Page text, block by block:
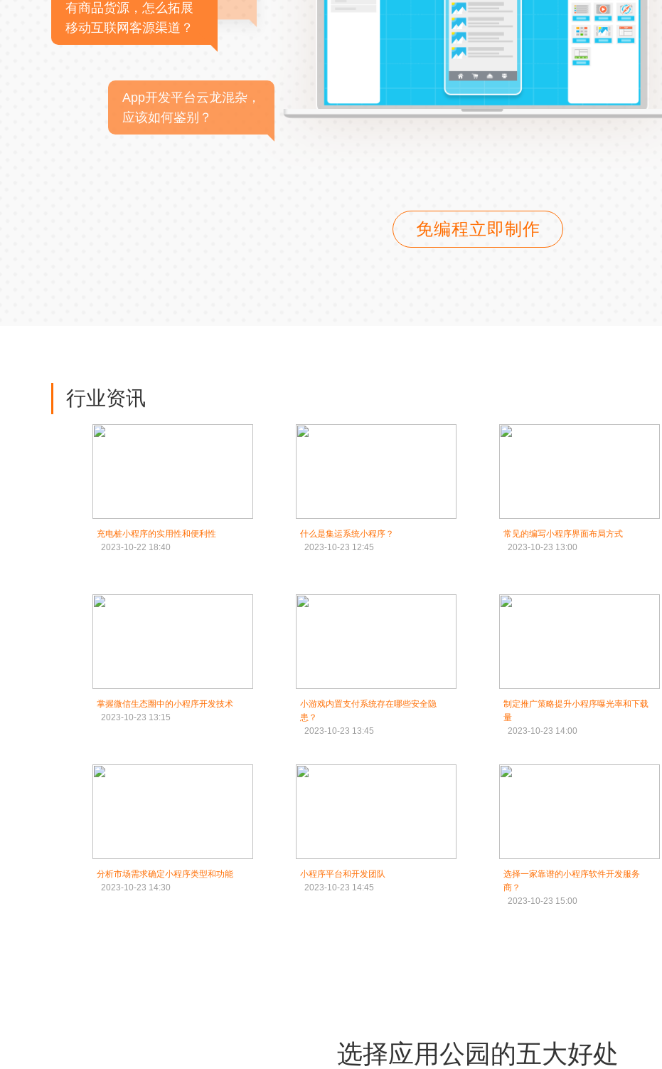
有商品货源，怎么拓展
移动互联网客源渠道？
App开发平台云龙混杂，
应该如何鉴别？
免编程立即制作
行业资讯
充电桩小程序的实用性和便利性
2023-10-22 18:40
什么是集运系统小程序？
2023-10-23 12:45
常见的编写小程序界面布局方式
2023-10-23 13:00
掌握微信生态圈中的小程序开发技术
2023-10-23 13:15
小游戏内置支付系统存在哪些安全隐
患？
2023-10-23 13:45
制定推广策略提升小程序曝光率和下载
量
2023-10-23 14:00
分析市场需求确定小程序类型和功能
2023-10-23 14:30
小程序平台和开发团队
2023-10-23 14:45
选择一家靠谱的小程序软件开发服务
商？
2023-10-23 15:00
选择应用公园的五大好处